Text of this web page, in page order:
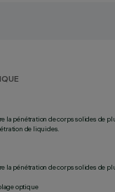
la pénétration de corps solides de
de liquides.
la pénétration de corps solides de
optique